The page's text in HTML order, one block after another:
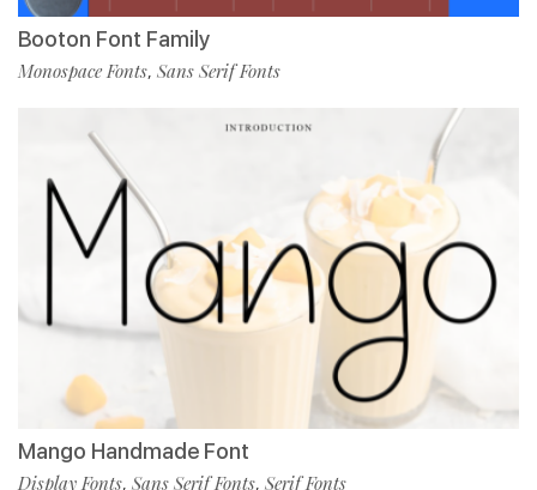
Booton Font Family
Monospace Fonts, Sans Serif Fonts
Mango Handmade Font
Display Fonts, Sans Serif Fonts, Serif Fonts